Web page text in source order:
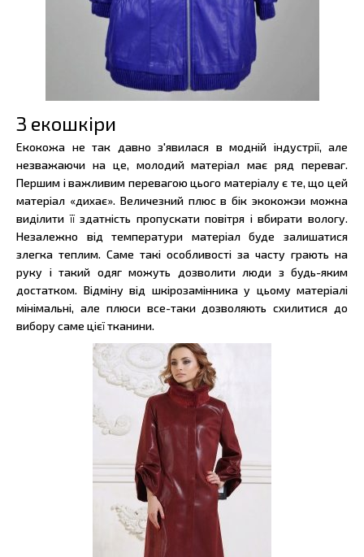
З екошкіри
Екокожа не так давно з'явилася в модній індустрії, але
незважаючи на це, молодий матеріал має ряд переваг.
Першим і важливим перевагою цього матеріалу є те, що цей
матеріал «дихає». Величезний плюс в бік экокожэи можна
виділити її здатність пропускати повітря і вбирати вологу.
Незалежно від температури матеріал буде залишатися
злегка теплим. Саме такі особливості за часту грають на
руку і такий одяг можуть дозволити люди з будь-яким
достатком. Відміну від шкірозамінника у цьому матеріалі
мінімальні, але плюси все-таки дозволяють схилитися до
вибору саме цієї тканини.